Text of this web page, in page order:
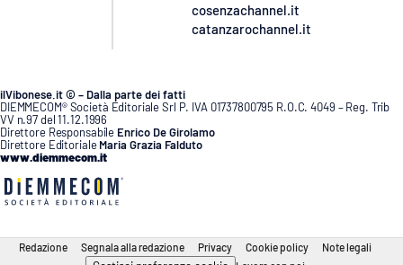
cosenzachannel.it
catanzarochannel.it
ilVibonese.it © – Dalla parte dei fatti
DIEMMECOM® Società Editoriale Srl P. IVA 01737800795 R.O.C. 4049 – Reg. Trib
VV n.97 del 11.12.1996
Direttore Responsabile Enrico De Girolamo
Direttore Editoriale Maria Grazia Falduto
www.diemmecom.it
Redazione Segnala alla redazione Privacy Cookie policy Note legali